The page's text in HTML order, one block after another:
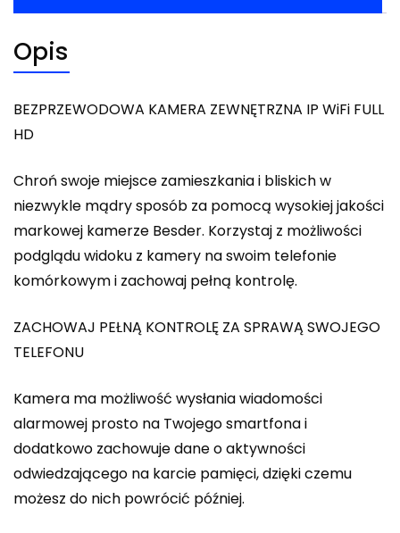
Opis
BEZPRZEWODOWA KAMERA ZEWNĘTRZNA IP WiFi FULL
HD
Chroń swoje miejsce zamieszkania i bliskich w
niezwykle mądry sposób za pomocą wysokiej jakości
markowej kamerze Besder. Korzystaj z możliwości
podglądu widoku z kamery na swoim telefonie
komórkowym i zachowaj pełną kontrolę.
ZACHOWAJ PEŁNĄ KONTROLĘ ZA SPRAWĄ SWOJEGO
TELEFONU
Kamera ma możliwość wysłania wiadomości
alarmowej prosto na Twojego smartfona i
dodatkowo zachowuje dane o aktywności
odwiedzającego na karcie pamięci, dzięki czemu
możesz do nich powrócić później.